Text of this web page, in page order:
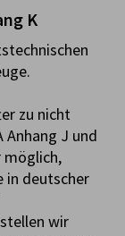
K
zu nicht
Anhang J und
möglich,
in deutscher
wir